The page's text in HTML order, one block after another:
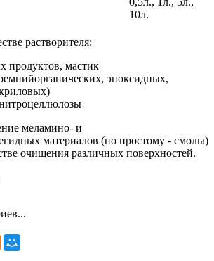
10л.
растворителя:
продуктов, мастик
эпоксидных,
меламино- и
материалов (по простому - смолы)
очищения различных поверхностей.